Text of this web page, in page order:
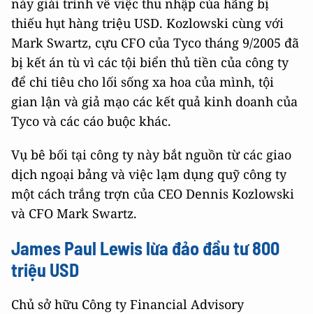
này giải trình về việc thu nhập của hãng bị
thiếu hụt hàng triệu USD. Kozlowski cùng với
Mark Swartz, cựu CFO của Tyco tháng 9/2005 đã
bị kết án tù vì các tội biển thủ tiền của công ty
để chi tiêu cho lối sống xa hoa của mình, tội
gian lận và giả mạo các kết quả kinh doanh của
Tyco và các cáo buộc khác.
Vụ bê bối tại công ty này bắt nguồn từ các giao
dịch ngoại bảng và việc lạm dụng quỹ công ty
một cách trắng trợn của CEO Dennis Kozlowski
và CFO Mark Swartz.
James Paul Lewis lừa đảo đầu tư 800
triệu USD
Chủ sở hữu Công ty Financial Advisory